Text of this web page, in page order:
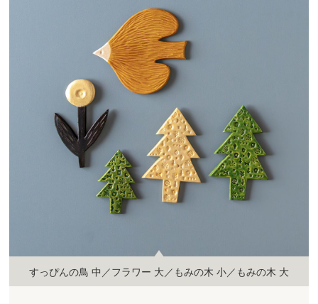
すっぴんの鳥 中／フラワー 大／もみの木 小／もみの木 大